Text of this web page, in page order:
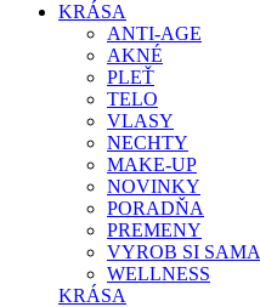
KRÁSA
ANTI-AGE
AKNÉ
PLEŤ
TELO
VLASY
NECHTY
MAKE-UP
NOVINKY
PORADŇA
PREMENY
VYROB SI SAMA
WELLNESS
KRÁSA